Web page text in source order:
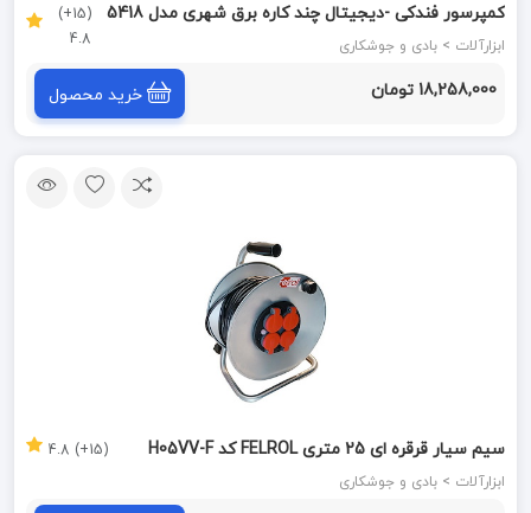
کمپرسور فندکی -دیجیتال چند کاره برق شهری مدل 5418
کنزاکس KENZAX
ابزارآلات > بادی و جوشکاری
(15+)
4.8
18,258,000 تومان خرید محصول
سیم سیار قرقره ای 25 متری FELROL کد H05VV-F
ابزارآلات > بادی و جوشکاری
(15+) 4.8